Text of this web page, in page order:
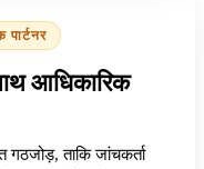
पार्टनर
आधिकारिक
गठजोड़, ताकि जांचकर्ता